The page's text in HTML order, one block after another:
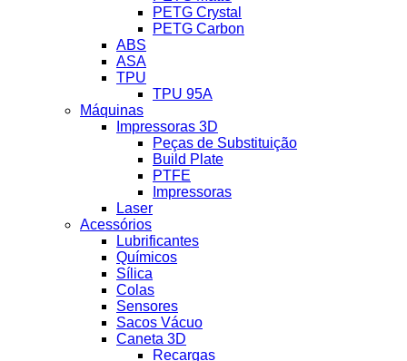
PETG Crystal
PETG Carbon
ABS
ASA
TPU
TPU 95A
Máquinas
Impressoras 3D
Peças de Substituição
Build Plate
PTFE
Impressoras
Laser
Acessórios
Lubrificantes
Químicos
Sílica
Colas
Sensores
Sacos Vácuo
Caneta 3D
Recargas